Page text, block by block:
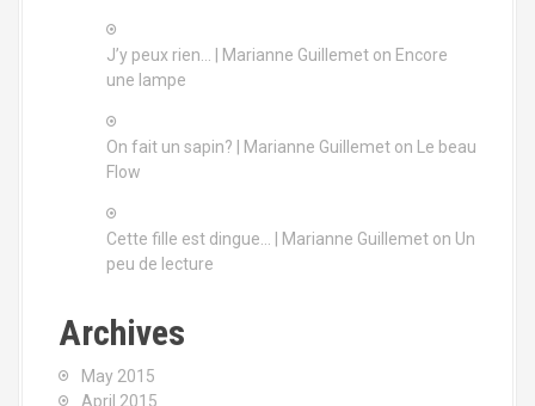
J’y peux rien… | Marianne Guillemet on Encore
une lampe
On fait un sapin? | Marianne Guillemet on
Le beau
Flow
Cette fille est dingue… | Marianne Guillemet on Un
peu de lecture
Archives
May 2015
April 2015